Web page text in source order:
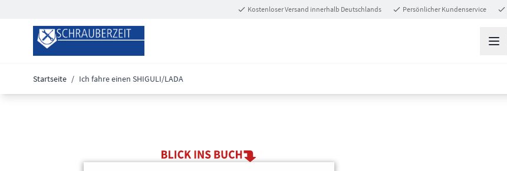
Kostenloser Versand innerhalb Deutschlands Persönlicher Kundenservice
Startseite / Ich fahre einen SHIGULI/LADA